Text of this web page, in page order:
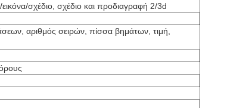
σχέδιο, σχέδιο και προδιαγραφή 2/3d
αριθμός σειρών, πίσσα βημάτων, τιμή,